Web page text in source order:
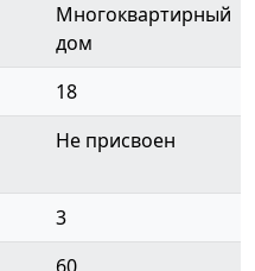
Многоквартирный
дом
18
Не присвоен
3